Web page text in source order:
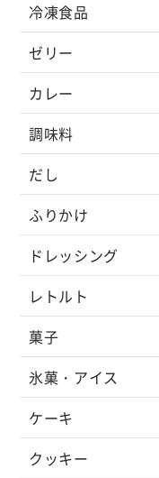
冷凍食品
ゼリー
カレー
調味料
だし
ふりかけ
ドレッシング
レトルト
菓子
氷菓・アイス
ケーキ
クッキー